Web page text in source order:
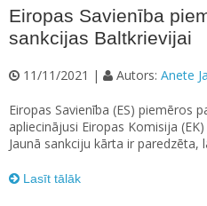
Eiropas Savienība
sankcijas Baltkrievijai
11/11/2021 | Autors: Anete
Eiropas Savienība (ES) piemēros
apliecinājusi Eiropas Komisija
Jaunā sankciju kārta ir paredzēta,
Lasīt tālāk